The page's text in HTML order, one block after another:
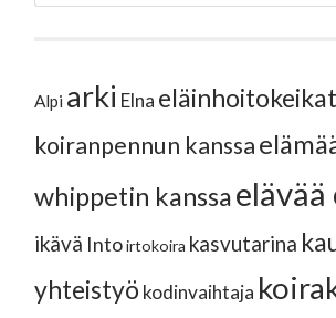
Alpi arki Elna eläinhoitokeikat
koiranpennun kanssa
whippetin kanssaelävää
ikävä Intoirtokoira kasvutarina
yhteistyö kodinvaihtaja